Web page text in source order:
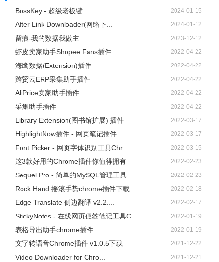
BossKey - 超级老板键 2024-01-15
After Link Downloader(网络下... 2024-01-12
留痕-我的数据我做主 2023-12-12
虾皮卖家助手Shopee Fans插件 2022-04-22
海鹰数据(Extension)插件 2022-04-22
跨贸云ERP采集助手插件 2022-04-22
AliPrice卖家助手插件 2022-04-22
采集助手插件 2022-04-22
Library Extension(图书馆扩展) 插件 2022-03-17
HighlightNow插件 - 网页笔记插件 2022-03-17
Font Picker - 网页字体识别工具Chr... 2022-03-15
这3款好用的Chrome插件你值得拥有 2022-02-23
Sequel Pro - 简单的MySQL管理工具 2022-02-23
Rock Hand 摇滚手势chrome插件下载 2022-02-18
Edge Translate 侧边翻译 v2.2.... 2022-02-17
StickyNotes - 在线网页便签笔记工具C... 2022-01-19
表格导出助手chrome插件 2022-01-19
文字转语音Chrome插件 v1.0.5下载 2021-12-22
Video Downloader for Chro... 2021-12-21